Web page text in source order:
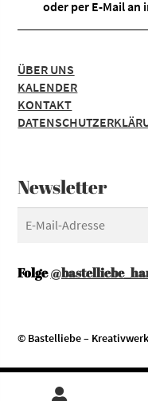
Services erklären Sie sich damit
oder per E-Mail an
ÜBER UNS
KALENDER
KONTAKT
Newsletter
Folge
© Bastelliebe –